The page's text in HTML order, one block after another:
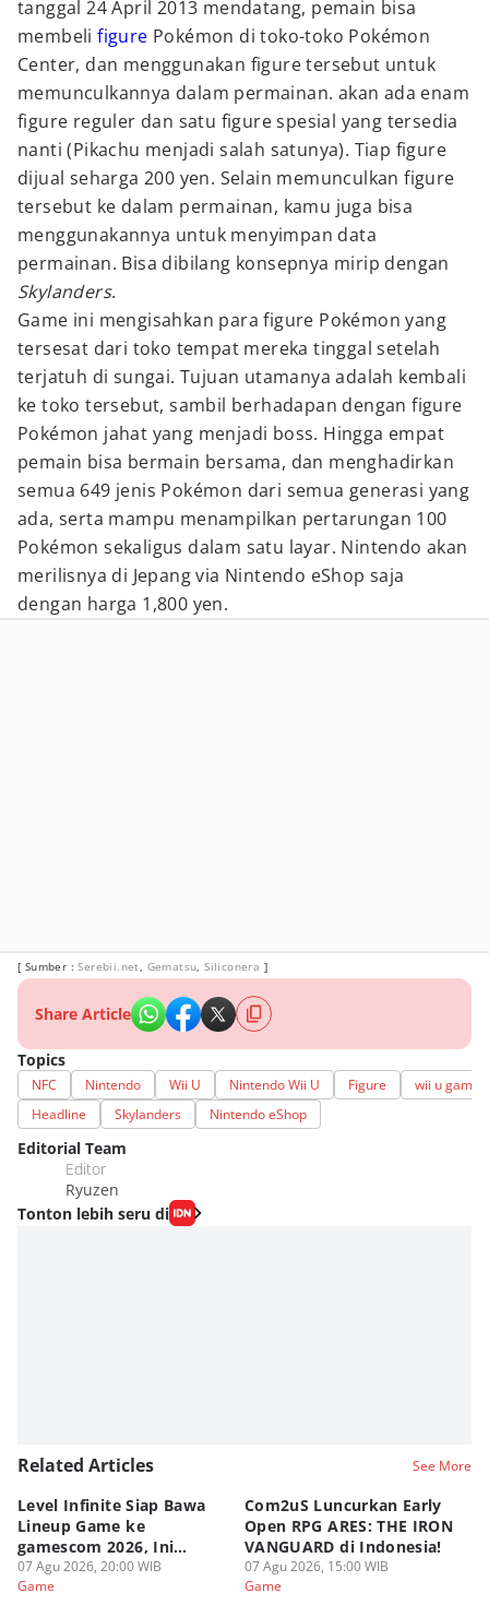
tanggal 24 April 2013 mendatang, pemain bisa
membelifigure Pokémon di toko-toko Pokémon
Center, dan menggunakan figure tersebut untuk
memunculkannya dalam permainan. akan ada enam
figure reguler dan satu figure spesial yang tersedia
nanti (Pikachu menjadi salah satunya). Tiap figure
dijual seharga 200 yen. Selain memunculkan figure
tersebut ke dalam permainan, kamu juga bisa
menggunakannya untuk menyimpan data
permainan. Bisa dibilang konsepnya mirip dengan
Skylanders.
Game ini mengisahkan para figure Pokémon yang
tersesat dari toko tempat mereka tinggal setelah
terjatuh di sungai. Tujuan utamanya adalah kembali
ke toko tersebut, sambil berhadapan dengan figure
Pokémon jahat yang menjadi boss. Hingga empat
pemain bisa bermain bersama, dan menghadirkan
semua 649 jenis Pokémon dari semua generasi yang
ada, serta mampu menampilkan pertarungan 100
Pokémon sekaligus dalam satu layar. Nintendo akan
merilisnya di Jepang via Nintendo eShop saja
dengan harga 1,800 yen.
[ Sumber :Serebii.net, Gematsu,Siliconera ]
Share Article
Topics
NFC Nintendo Wii U Nintendo Wii U Figure
wii u
Headline
Skylanders Nintendo eShop
Editorial Team
Editor
Ryuzen
Tonton lebih seru di
Related Articles See More
Level Infinite Siap Bawa
Lineup Game ke
gamescom 2026, Ini
Judulnya!
07 Agu 2026, 20:00 WIB
Game
Com2uS Luncurkan Early
Open RPG ARES: THE IRON
VANGUARD di Indonesia!
07 Agu 2026, 15:00 WIB
Game